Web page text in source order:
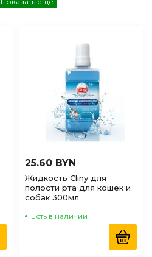
25.60 BYN
Жидкость Cliny для
полости рта для кошек и
собак 300мл
Есть в наличии